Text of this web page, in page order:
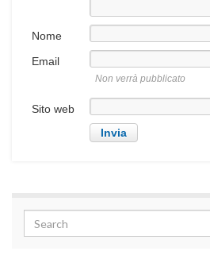
Nome
Email
Non verrà pubblicato
Sito web